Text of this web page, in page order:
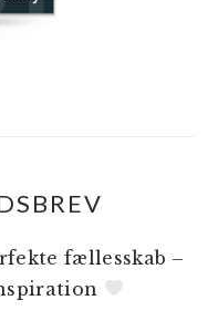
fællesskab –